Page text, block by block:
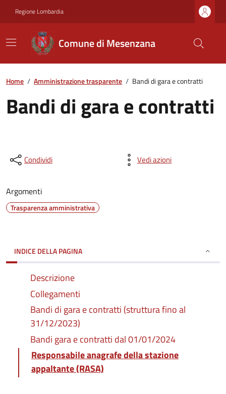
Regione Lombardia
Comune di Mesenzana
Home / Amministrazione trasparente / Bandi di gara e contratti
Bandi di gara e contratti
Condividi Vedi azioni
Argomenti
Trasparenza amministrativa
INDICE DELLA PAGINA
Descrizione
Collegamenti
Bandi di gara e contratti (struttura fino al
31/12/2023)
Bandi gara e contratti dal 01/01/2024
Responsabile anagrafe della stazione
appaltante (RASA)